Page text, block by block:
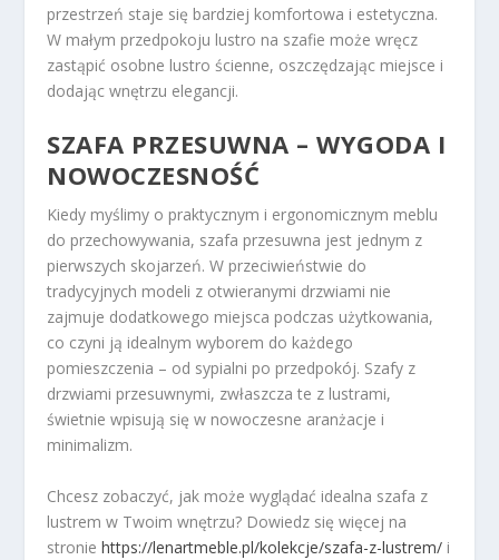
przestrzeń staje się bardziej komfortowa i estetyczna.
W małym przedpokoju lustro na szafie może wręcz
zastąpić osobne lustro ścienne, oszczędzając miejsce i
dodając wnętrzu elegancji.
SZAFA PRZESUWNA – WYGODA I
NOWOCZESNOŚĆ
Kiedy myślimy o praktycznym i ergonomicznym meblu
do przechowywania, szafa przesuwna jest jednym z
pierwszych skojarzeń. W przeciwieństwie do
tradycyjnych modeli z otwieranymi drzwiami nie
zajmuje dodatkowego miejsca podczas użytkowania,
co czyni ją idealnym wyborem do każdego
pomieszczenia – od sypialni po przedpokój. Szafy z
drzwiami przesuwnymi, zwłaszcza te z lustrami,
świetnie wpisują się w nowoczesne aranżacje i
minimalizm.
Chcesz zobaczyć, jak może wyglądać idealna szafa z
lustrem w Twoim wnętrzu? Dowiedz się więcej na
stroniehttps://lenartmeble.pl/kolekcje/szafa-z-lustrem/ i